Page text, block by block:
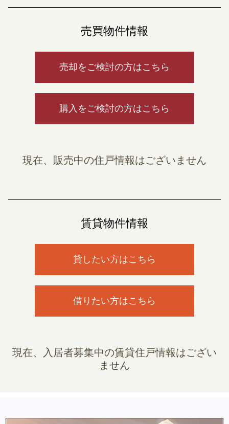
売買物件情報
売却をご検討の方はこちら
購入をご検討の方はこちら
現在、販売中の住戸情報はございません
賃貸物件情報
貸したい方はこちら
借りたい方はこちら
現在、入居者募集中の賃貸住戸情報はござい
ません